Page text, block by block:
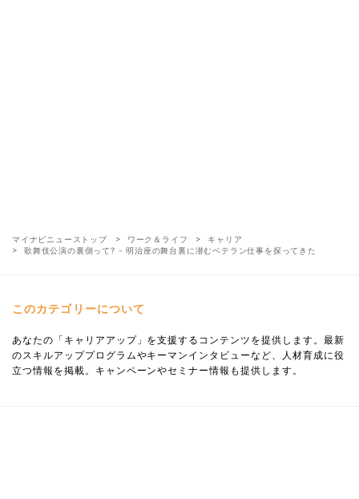
マイナビニューストップ ワーク＆ライフ
キャリア
歌舞伎公演の裏側って? - 明治座の舞台裏に潜むベテラン仕事を探ってきた
このカテゴリーについて
あなたの「キャリアアップ」を支援するコンテンツを提供します。最新
のスキルアッププログラムやキーマンインタビューなど、人材育成に役
立つ情報を掲載。キャンペーンやセミナー情報も提供します。